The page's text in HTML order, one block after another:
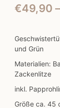
€49,90 –
und Grün
Materialien:
Zackenlitze
inkl.
Größe ca. 45